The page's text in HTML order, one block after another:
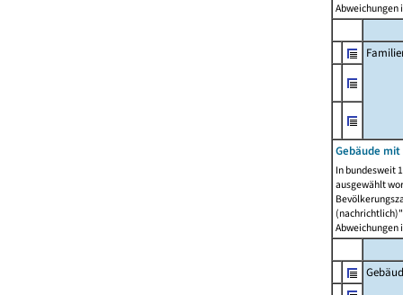
Abweichungen
Gebäude
In bundesweit
ausgewählt
Abweichungen